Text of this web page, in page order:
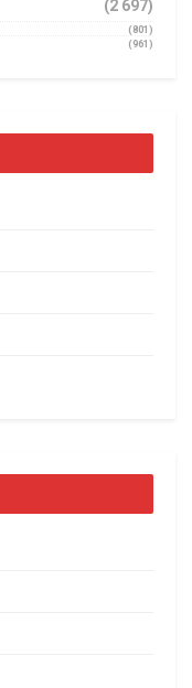
(2 697)
(801)
(961)